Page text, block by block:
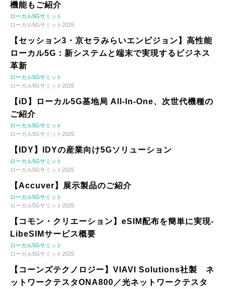
機能もご紹介
ローカル5Gサミット
ローカル5Gサミット2025
【セッション3・京セラみらいエンビジョン】高性能
ローカル5G：新システムと端末で実現するビジネス
革新
ローカル5Gサミット
ローカル5Gサミット2025
【iD】ローカル5G基地局 All-In-One、次世代機種の
ご紹介
ローカル5Gサミット
ローカル5Gサミット2025
【IDY】IDYの産業向け5Gソリューション
ローカル5Gサミット
ローカル5Gサミット2025
【Accuver】展示製品のご紹介
ローカル5Gサミット
ローカル5Gサミット2025
【コモン・クリエーション】eSIM配布を簡単に実現-
LibeSIMサービス概要
ローカル5Gサミット
ローカル5Gサミット2025
【コーンズテクノロジー】VIAVI Solutions社製 ネ
ットワークテスタONA800／光ネットワークテスタ